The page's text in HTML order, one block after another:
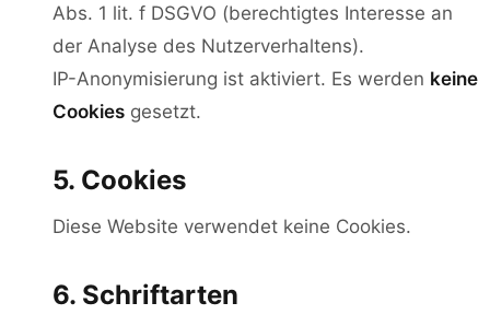
Abs. 1 lit. f DSGVO (berechtigtes Interesse an
der Analyse des Nutzerverhaltens).
IP-Anonymisierung ist aktiviert. Es werden keine
Cookies gesetzt.
5. Cookies
Diese Website verwendet keine Cookies.
6. Schriftarten